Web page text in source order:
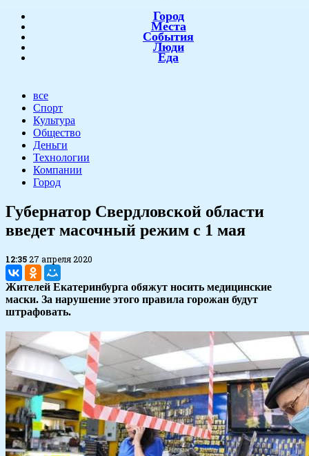
Город
Места
События
Люди
Еда
все
Спорт
Культура
Общество
Деньги
Технологии
Компании
Город
Губернатор Свердловской области
введет масочный режим с 1 мая
12:3527 апреля 2020
Жителей Екатеринбурга обяжут носить медицинские
маски. За нарушение этого правила горожан будут
штрафовать.